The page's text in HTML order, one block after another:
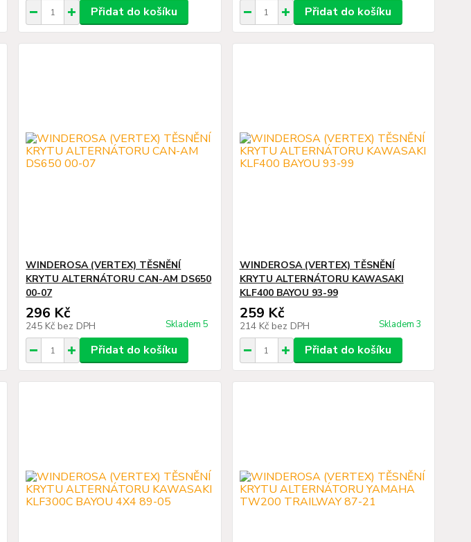
Přidat do košíku Přidat do košíku
WINDEROSA (VERTEX) TĚSNĚNÍ
KRYTU ALTERNÁTORU CAN-AM DS650
00-07
296 Kč
245 Kč bez DPH Skladem 5
Přidat do košíku
WINDEROSA (VERTEX) TĚSNĚNÍ
KRYTU ALTERNÁTORU KAWASAKI
KLF400 BAYOU 93-99
259 Kč
214 Kč bez DPH Skladem 3
Přidat do košíku